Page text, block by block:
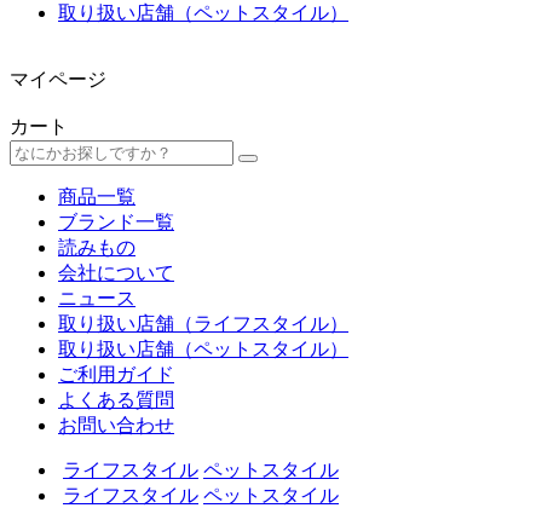
取り扱い店舗（ペットスタイル）
マイページ
カート
商品一覧
ブランド一覧
読みもの
会社について
ニュース
取り扱い店舗（ライフスタイル）
取り扱い店舗（ペットスタイル）
ご利用ガイド
よくある質問
お問い合わせ
ライフスタイル ペットスタイル
ライフスタイル ペットスタイル